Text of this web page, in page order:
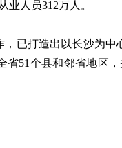
业人员312万人。
打造出以长沙为中
51个县和邻省地区